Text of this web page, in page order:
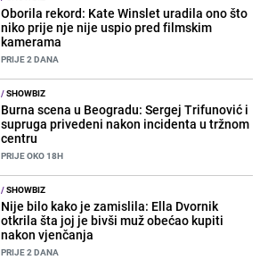
Oborila rekord: Kate Winslet uradila ono što
niko prije nje nije uspio pred filmskim
kamerama
PRIJE 2 DANA
/SHOWBIZ
Burna scena u Beogradu: Sergej Trifunović i
supruga privedeni nakon incidenta u tržnom
centru
PRIJE OKO 18H
/SHOWBIZ
Nije bilo kako je zamislila: Ella Dvornik
otkrila šta joj je bivši muž obećao kupiti
nakon vjenčanja
PRIJE 2 DANA